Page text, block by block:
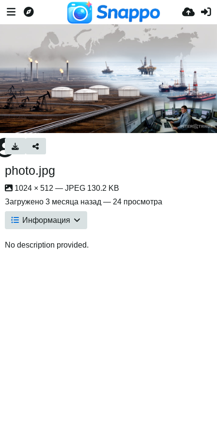
photo.jpg
1024 × 512 — JPEG 130.2 KB
Загружено 3 месяца назад — 24 просмотра
Информация
No description provided.